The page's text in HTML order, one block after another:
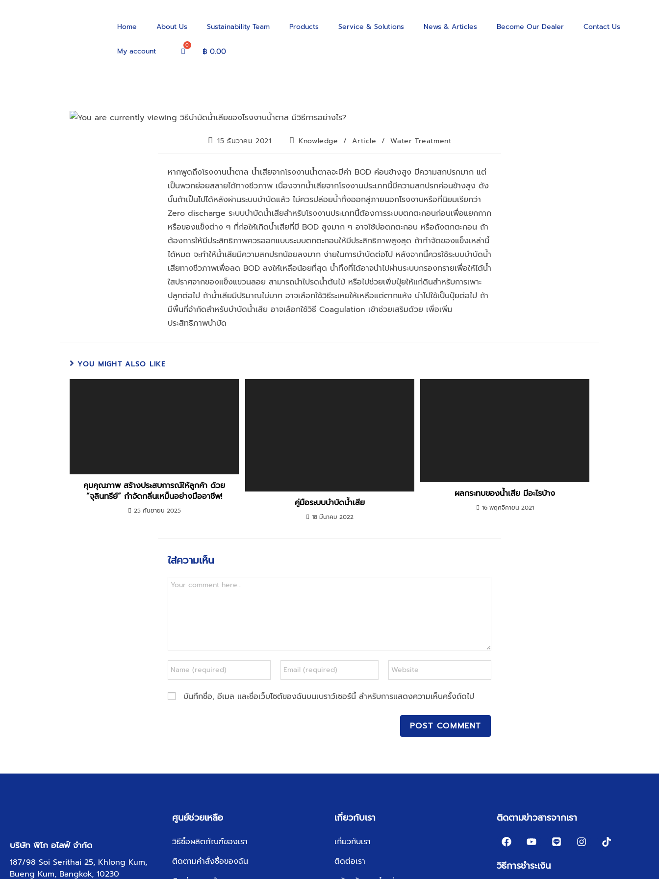
Home About Us Sustainability Team Products Service & Solutions News & Articles Become Our Dealer Contact Us
My account ฿ 0.00
15 ธันวาคม 2021 Knowledge / Article / Water Treatment
หากพูดถึงโรงงานน้ำตาล น้ำเสียจากโรงงานน้ำตาลจะมีค่า BOD ค่อนข้างสูง มีความสกปรกมาก แต่
เป็นพวกย่อยสลายได้ทางชีวภาพ เนื่องจากน้ำเสียจากโรงงานประเภทนี้มีความสกปรกค่อนข้างสูง ดัง
นั้นถ้าเป็นไปได้หลังผ่านระบบบำบัดแล้ว ไม่ควรปล่อยน้ำทิ้งออกสู่ภายนอกโรงงานหรือที่นิยมเรียกว่า
Zero discharge ระบบบำบัดน้ำเสียสำหรับโรงงานประเภทนี้ต้องการระบบตกตะกอนก่อนเพื่อแยกกาก
หรือของแข็งต่าง ๆ ที่ก่อให้เกิดน้ำเสียที่มี BOD สูงมาก ๆ อาจใช้บ่อตกตะกอน หรือถังตกตะกอน ถ้า
ต้องการให้มีประสิทธิภาพควรออกแบบระบบตกตะกอนให้มีประสิทธิภาพสูงสุด ถ้ากำจัดของแข็งเหล่านี้
ได้หมด จะทำให้น้ำเสียมีความสกปรกน้อยลงมาก ง่ายในการบำบัดต่อไป หลังจากนี้ควรใช้ระบบบำบัดน้ำ
เสียทางชีวภาพเพื่อลด BOD ลงให้เหลือน้อยที่สุด น้ำทิ้งที่ได้อาจนำไปผ่านระบบกรองทรายเพื่อให้ได้น้ำ
ใสปราศจากของแข็งแขวนลอย สามารถนำไปรดน้ำต้นไม้ หรือไปช่วยเพิ่มปุ๋ยให้แก่ดินสำหรับการเพาะ
ปลูกต่อไป ถ้าน้ำเสียมีปริมาณไม่มาก อาจเลือกใช้วิธีระเหยให้เหลือแต่ตากแห้ง นำไปใช้เป็นปุ๋ยต่อไป ถ้า
มีพื้นที่จำกัดสำหรับบำบัดน้ำเสีย อาจเลือกใช้วิธี Coagulation เข้าช่วยเสริมด้วย เพื่อเพิ่ม
ประสิทธิภาพบำบัด
YOU MIGHT ALSO LIKE
คุมคุณภาพ สร้างประสบการณ์ให้ลูกค้า ด้วย
“จุลินทรีย์” กำจัดกลิ่นเหม็นอย่างมืออาชีพ!
25 กันยายน 2025
คู่มือระบบบำบัดน้ำเสีย
18 มีนาคม 2022
ผลกระทบของน้ำเสีย มีอะไรบ้าง
16 พฤศจิกายน 2021
ใส่ความเห็น
บันทึกชื่อ, อีเมล และชื่อเว็บไซต์ของฉันบนเบราว์เซอร์นี้ สำหรับการแสดงความเห็นครั้งถัดไป
บริษัท พิโก อไลฟ์ จำกัด
187/98 Soi Serithai 25, Khlong Kum,
Bueng Kum, Bangkok, 10230
ศูนย์ช่วยเหลือ
วิธีซื้อผลิตภัณฑ์ของเรา
ติดตามคำสั่งซื้อของฉัน
เกี่ยวกับเรา
เกี่ยวกับเรา
ติดต่อเรา
ติดตามข่าวสารจากเรา
วิธีการชำระเงิน